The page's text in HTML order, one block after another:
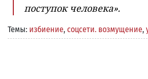
поступок человека».
Темы: избиение, соцсети. возмущение,